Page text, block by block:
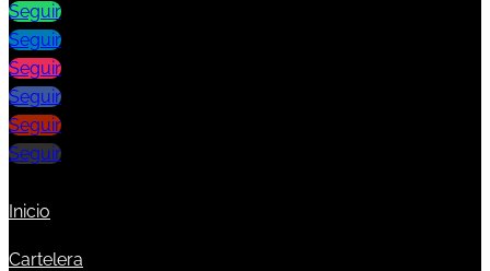
Seguir
Seguir
Seguir
Seguir
Seguir
Seguir
Inicio
Cartelera